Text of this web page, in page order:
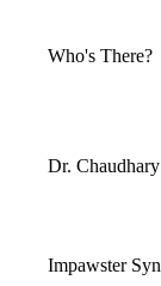
Who's There?
Dr. Chaudhary
Impawster